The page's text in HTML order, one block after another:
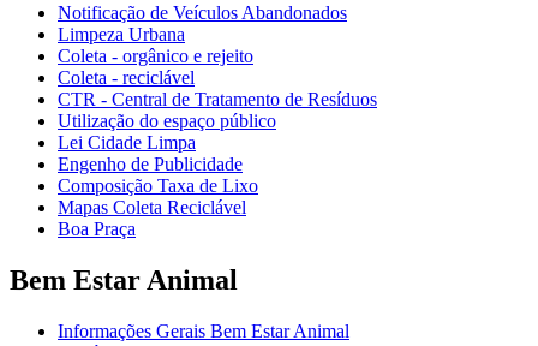
Notificação de Veículos Abandonados
Limpeza Urbana
Coleta - orgânico e rejeito
Coleta - reciclável
CTR - Central de Tratamento de Resíduos
Utilização do espaço público
Lei Cidade Limpa
Engenho de Publicidade
Composição Taxa de Lixo
Mapas Coleta Reciclável
Boa Praça
Bem Estar Animal
Informações Gerais Bem Estar Animal